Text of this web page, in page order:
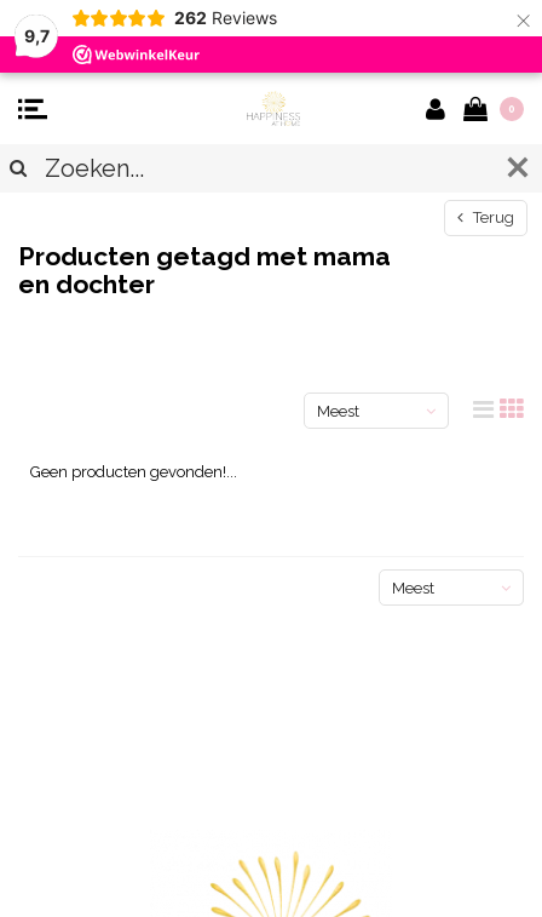
9,7
262 Reviews ×
0
Terug
Producten getagd met mama
en dochter
Meest
Geen producten gevonden!...
Meest